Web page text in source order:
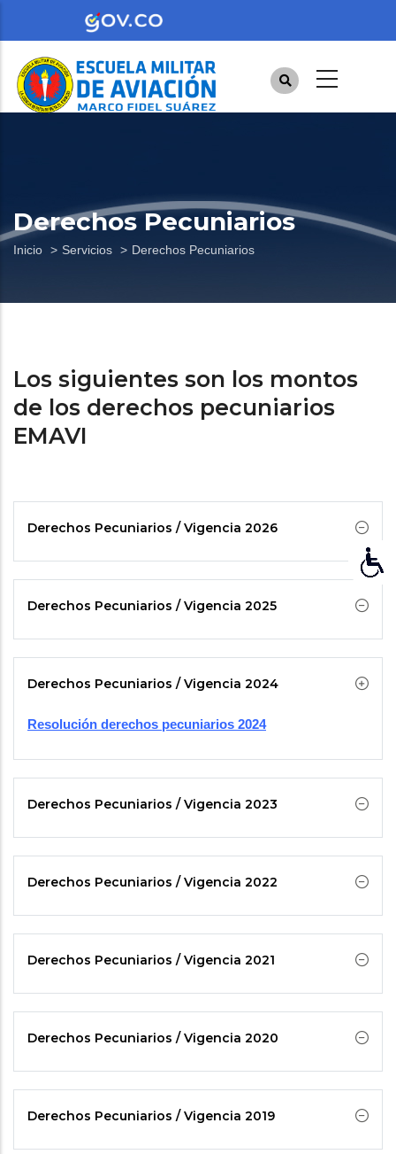
contenido
principal
Derechos Pecuniarios
Sobrescribir
de
a
la
navegación
Inicio Servicios Derechos Pecuniarios
Los siguientes son los montos
de los derechos pecuniarios
EMAVI
Derechos Pecuniarios / Vigencia 2026
Derechos Pecuniarios / Vigencia 2025
Derechos Pecuniarios / Vigencia 2024
Resolución derechos pecuniarios 2024
Derechos Pecuniarios / Vigencia 2023
Derechos Pecuniarios / Vigencia 2022
Derechos Pecuniarios / Vigencia 2021
Derechos Pecuniarios / Vigencia 2020
Derechos Pecuniarios / Vigencia 2019